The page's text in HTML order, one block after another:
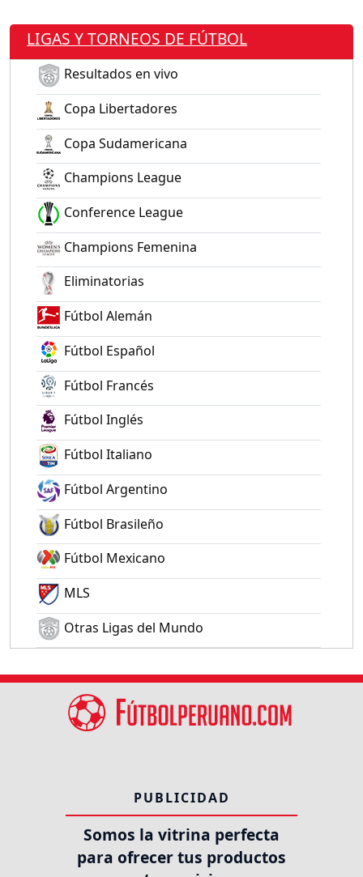
LIGAS Y TORNEOS DE FÚTBOL
Resultados en vivo
Copa Libertadores
Copa Sudamericana
Champions League
Conference League
Champions Femenina
Eliminatorias
Fútbol Alemán
Fútbol Español
Fútbol Francés
Fútbol Inglés
Fútbol Italiano
Fútbol Argentino
Fútbol Brasileño
Fútbol Mexicano
MLS
Otras Ligas del Mundo
PUBLICIDAD
Somos la vitrina perfecta
para ofrecer tus productos